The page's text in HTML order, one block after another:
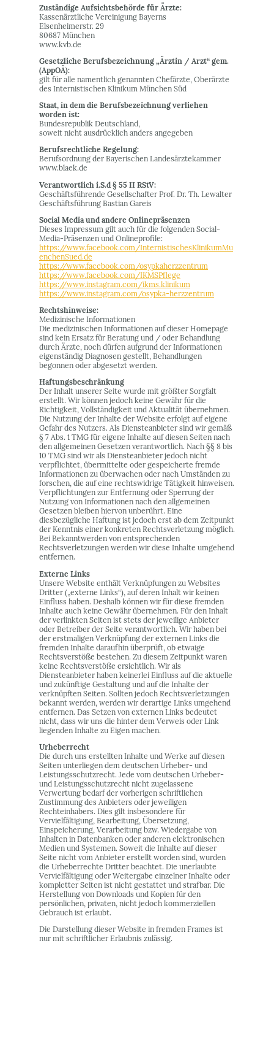
Zuständige Aufsichtsbehörde für Ärzte:
Kassenärztliche Vereinigung Bayerns
Elsenheimerstr. 29
80687 München
www.kvb.de
Gesetzliche Berufsbezeichnung „Ärztin / Arzt“ gem.
(AppOÄ):
gilt für alle namentlich genannten Chefärzte, Oberärzte
des Internistischen Klinikum München Süd
Staat, in dem die Berufsbezeichnung verliehen
worden ist:
Bundesrepublik Deutschland,
soweit nicht ausdrücklich anders angegeben
Berufsrechtliche Regelung:
Berufsordnung der Bayerischen Landesärztekammer
www.blaek.de
Verantwortlich i.S.d § 55 II RStV:
Geschäftsführende Gesellschafter Prof. Dr. Th. Lewalter
Geschäftsführung Bastian Gareis
Social Media und andere Onlinepräsenzen
Dieses Impressum gilt auch für die folgenden Social-
Media-Präsenzen und Onlineprofile:
https://www.facebook.com/InternistischesKlinikumMu
enchenSued.de
https://www.facebook.com/osypkaherzzentrum
https://www.facebook.com/IKMSPflege
https://www.instagram.com/ikms.klinikum
https://www.instagram.com/osypka-herzzentrum
Rechtshinweise:
Medizinische Informationen
Die medizinischen Informationen auf dieser Homepage
sind kein Ersatz für Beratung und / oder Behandlung
durch Ärzte, noch dürfen aufgrund der Informationen
eigenständig Diagnosen gestellt, Behandlungen
begonnen oder abgesetzt werden.
Haftungsbeschränkung
Der Inhalt unserer Seite wurde mit größter Sorgfalt
erstellt. Wir können jedoch keine Gewähr für die
Richtigkeit, Vollständigkeit und Aktualität übernehmen.
Die Nutzung der Inhalte der Website erfolgt auf eigene
Gefahr des Nutzers. Als Diensteanbieter sind wir gemäß
§ 7 Abs. 1 TMG für eigene Inhalte auf diesen Seiten nach
den allgemeinen Gesetzen verantwortlich. Nach §§ 8 bis
10 TMG sind wir als Diensteanbieter jedoch nicht
verpflichtet, übermittelte oder gespeicherte fremde
Informationen zu überwachen oder nach Umständen zu
forschen, die auf eine rechtswidrige Tätigkeit hinweisen.
Verpflichtungen zur Entfernung oder Sperrung der
Nutzung von Informationen nach den allgemeinen
Gesetzen bleiben hiervon unberührt. Eine
diesbezügliche Haftung ist jedoch erst ab dem Zeitpunkt
der Kenntnis einer konkreten Rechtsverletzung möglich.
Bei Bekanntwerden von entsprechenden
Rechtsverletzungen werden wir diese Inhalte umgehend
entfernen.
Externe Links
Unsere Website enthält Verknüpfungen zu Websites
Dritter („externe Links“), auf deren Inhalt wir keinen
Einfluss haben. Deshalb können wir für diese fremden
Inhalte auch keine Gewähr übernehmen. Für den Inhalt
der verlinkten Seiten ist stets der jeweilige Anbieter
oder Betreiber der Seite verantwortlich. Wir haben bei
der erstmaligen Verknüpfung der externen Links die
fremden Inhalte daraufhin überprüft, ob etwaige
Rechtsverstöße bestehen. Zu diesem Zeitpunkt waren
keine Rechtsverstöße ersichtlich. Wir als
Diensteanbieter haben keinerlei Einfluss auf die aktuelle
und zukünftige Gestaltung und auf die Inhalte der
verknüpften Seiten. Sollten jedoch Rechtsverletzungen
bekannt werden, werden wir derartige Links umgehend
entfernen. Das Setzen von externen Links bedeutet
nicht, dass wir uns die hinter dem Verweis oder Link
liegenden Inhalte zu Eigen machen.
Urheberrecht
Die durch uns erstellten Inhalte und Werke auf diesen
Seiten unterliegen dem deutschen Urheber- und
Leistungsschutzrecht. Jede vom deutschen Urheber-
und Leistungsschutzrecht nicht zugelassene
Verwertung bedarf der vorherigen schriftlichen
Zustimmung des Anbieters oder jeweiligen
Rechteinhabers. Dies gilt insbesondere für
Vervielfältigung, Bearbeitung, Übersetzung,
Einspeicherung, Verarbeitung bzw. Wiedergabe von
Inhalten in Datenbanken oder anderen elektronischen
Medien und Systemen. Soweit die Inhalte auf dieser
Seite nicht vom Anbieter erstellt worden sind, wurden
die Urheberrechte Dritter beachtet. Die unerlaubte
Vervielfältigung oder Weitergabe einzelner Inhalte oder
kompletter Seiten ist nicht gestattet und strafbar. Die
Herstellung von Downloads und Kopien für den
persönlichen, privaten, nicht jedoch kommerziellen
Gebrauch ist erlaubt.
Die Darstellung dieser Website in fremden Frames ist
nur mit schriftlicher Erlaubnis zulässig.